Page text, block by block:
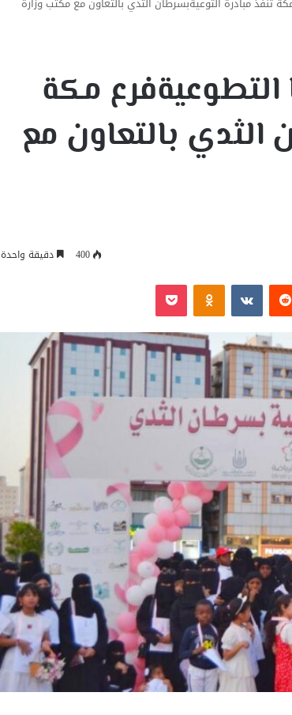
التطوعيةفرع مكة
الثدي بالتعاون مع
400 دقيقة واحدة
Odnoklassniki
‫Pocket